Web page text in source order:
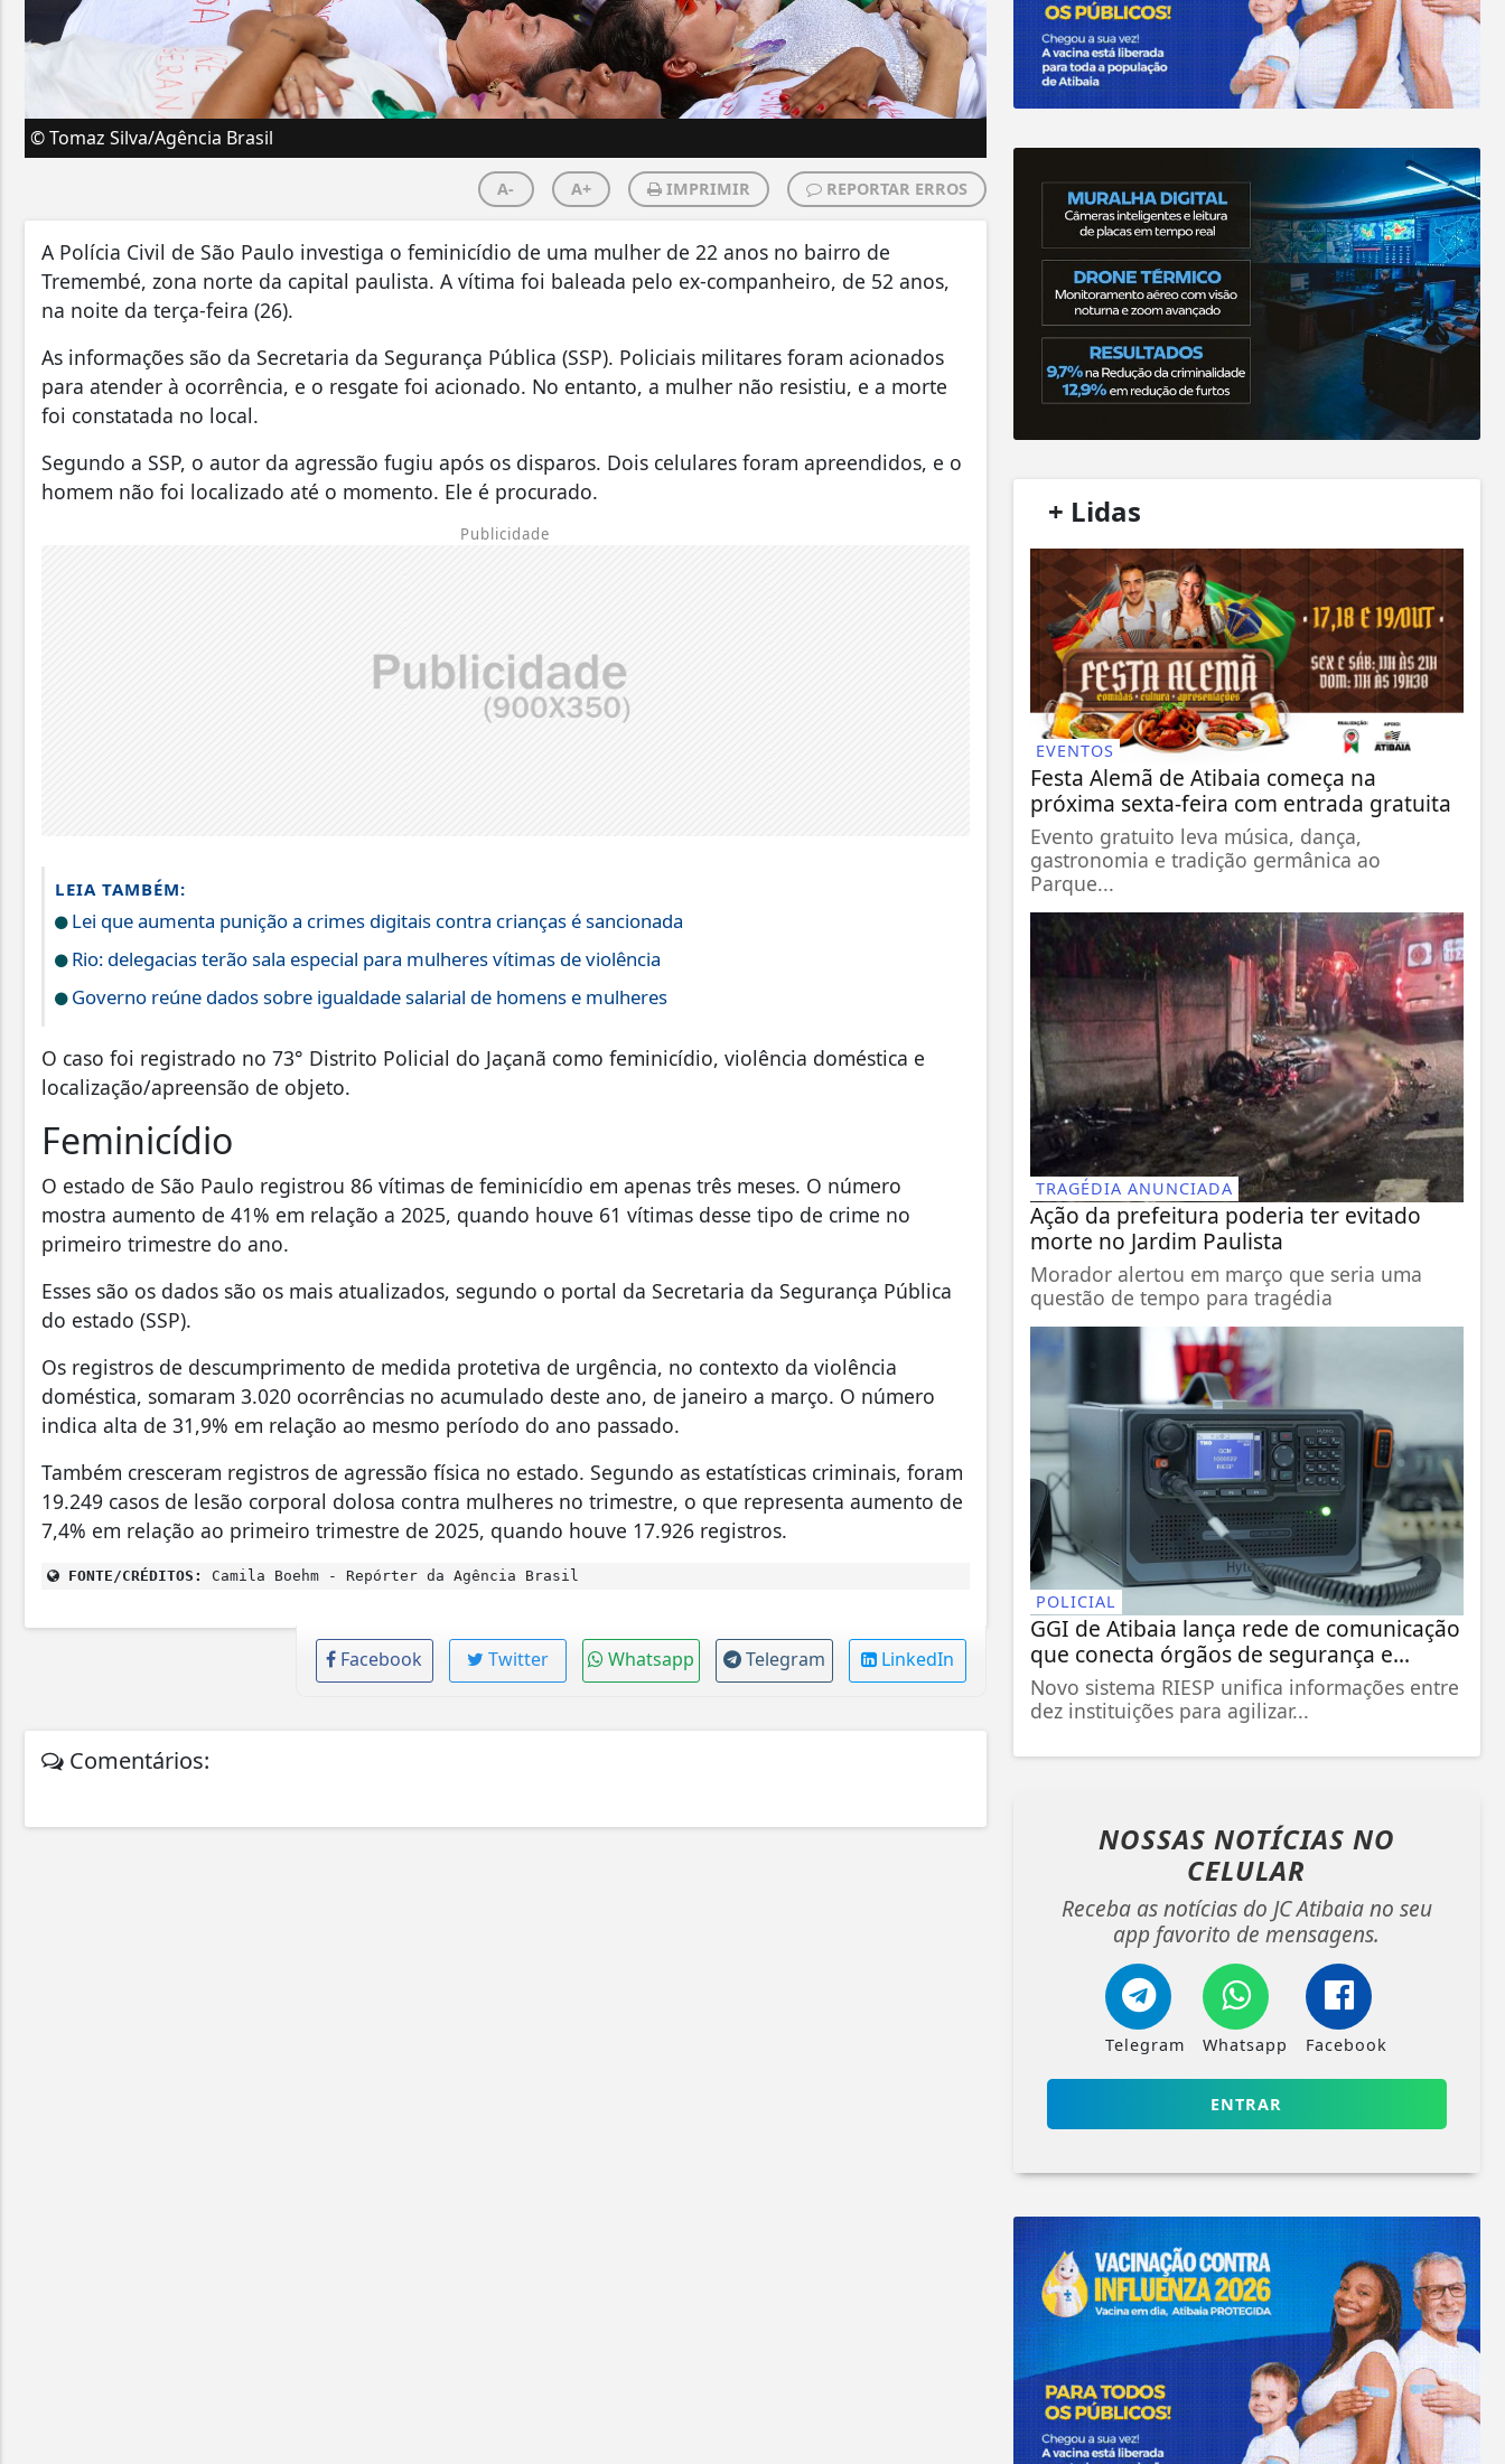
© Tomaz Silva/Agência Brasil
A- A+ IMPRIMIR REPORTAR ERROS
A Polícia Civil de São Paulo investiga o feminicídio de uma mulher de 22 anos no bairro de
Tremembé, zona norte da capital paulista. A vítima foi baleada pelo ex-companheiro, de 52 anos,
na noite da terça-feira (26).
As informações são da Secretaria da Segurança Pública (SSP). Policiais militares foram acionados
para atender à ocorrência, e o resgate foi acionado. No entanto, a mulher não resistiu, e a morte
foi constatada no local.
Segundo a SSP, o autor da agressão fugiu após os disparos. Dois celulares foram apreendidos, e o
homem não foi localizado até o momento. Ele é procurado.
Publicidade
LEIA TAMBÉM:
Lei que aumenta punição a crimes digitais contra crianças é sancionada
Rio: delegacias terão sala especial para mulheres vítimas de violência
Governo reúne dados sobre igualdade salarial de homens e mulheres
O caso foi registrado no 73° Distrito Policial do Jaçanã como feminicídio, violência doméstica e
localização/apreensão de objeto.
Feminicídio
O estado de São Paulo registrou 86 vítimas de feminicídio em apenas três meses. O número
mostra aumento de 41% em relação a 2025, quando houve 61 vítimas desse tipo de crime no
primeiro trimestre do ano.
Esses são os dados são os mais atualizados, segundo o portal da Secretaria da Segurança Pública
do estado (SSP).
Os registros de descumprimento de medida protetiva de urgência, no contexto da violência
doméstica, somaram 3.020 ocorrências no acumulado deste ano, de janeiro a março. O número
indica alta de 31,9% em relação ao mesmo período do ano passado.
Também cresceram registros de agressão física no estado. Segundo as estatísticas criminais, foram
19.249 casos de lesão corporal dolosa contra mulheres no trimestre, o que representa aumento de
7,4% em relação ao primeiro trimestre de 2025, quando houve 17.926 registros.
FONTE/CRÉDITOS: Camila Boehm - Repórter da Agência Brasil
Facebook Twitter Whatsapp Telegram LinkedIn
Comentários:
+ Lidas
EVENTOS
Festa Alemã de Atibaia começa na
próxima sexta-feira com entrada gratuita
Evento gratuito leva música, dança,
gastronomia e tradição germânica ao
Parque...
TRAGÉDIA ANUNCIADA
Ação da prefeitura poderia ter evitado
morte no Jardim Paulista
Morador alertou em março que seria uma
questão de tempo para tragédia
POLICIAL
GGI de Atibaia lança rede de comunicação
que conecta órgãos de segurança e...
Novo sistema RIESP unifica informações entre
dez instituições para agilizar...
NOSSAS NOTÍCIAS NO
CELULAR
Receba as notícias do JC Atibaia no seu
app favorito de mensagens.
Telegram Whatsapp Facebook
ENTRAR